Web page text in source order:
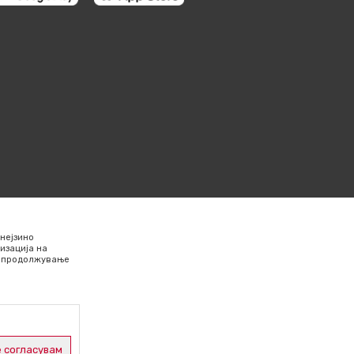
на
продолжување
согласувам